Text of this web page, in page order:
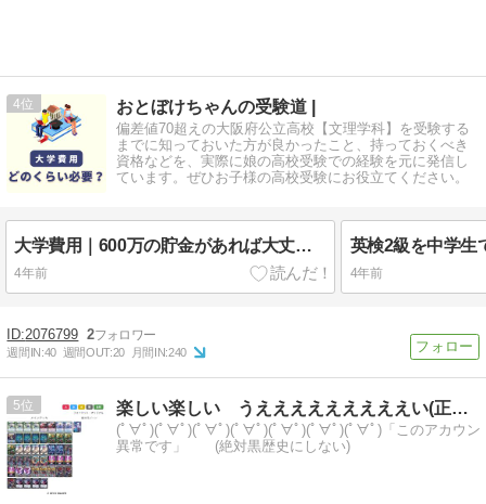
4 おとぼけちゃんの受験道 |
偏差値70超えの大阪府公立高校【文理学科】を受験する
までに知っておいた方が良かったこと、持っておくべき
資格などを、実際に娘の高校受験での経験を元に発信し
ています。ぜひお子様の高校受験にお役立てください。
大学費用｜600万の貯金があれば大丈夫？学費の貯め方【体験談】
4年前 4年前
2076799 2
週間IN:40 週間OUT:20 月間IN:240
5 楽しい楽しい うえええええええええい(正常です)
(ﾟ∀ﾟ)(ﾟ∀ﾟ)(ﾟ∀ﾟ)(ﾟ∀ﾟ)(ﾟ∀ﾟ)(ﾟ∀ﾟ)(ﾟ∀ﾟ)「このアカウン
異常です」 (絶対黒歴史にしない)